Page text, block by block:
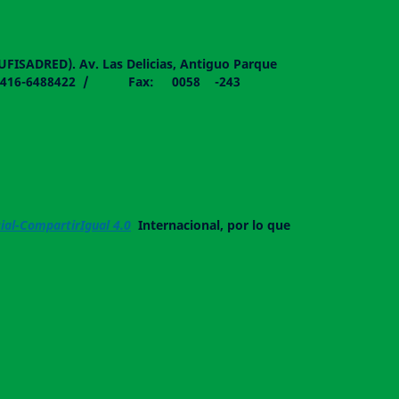
Av. Las Delicias, Antiguo Parque
- 0416-6488422 / Fax: 0058 -243
CompartirIgual 4.0 Internacional, por lo que